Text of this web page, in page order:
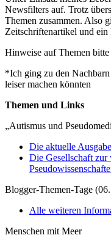
Newsfilters auf. Trotz
Themen zusammen. Also
Zeitschriftenartikel und ein
Hinweise auf Themen
*Ich ging zu den
leiser machen könnten
Themen und Links
„Autismus und
Die aktuelle
Die Gesellschaft zur
Blogger-Themen-Tage
Alle weiteren
Menschen mit Meer